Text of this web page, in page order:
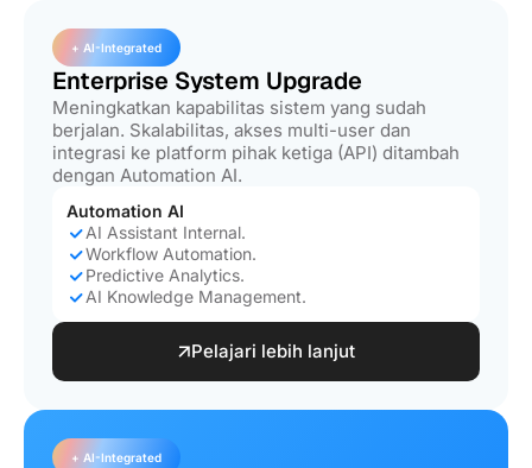
+ AI-Integrated
Enterprise System Upgrade
Meningkatkan kapabilitas sistem yang sudah
berjalan. Skalabilitas, akses multi-user dan
integrasi ke platform pihak ketiga (API) ditambah
dengan Automation AI.
Automation AI
AI Assistant Internal.
Workflow Automation.
Predictive Analytics.
AI Knowledge Management.
Pelajari lebih lanjut
+ AI-Integrated